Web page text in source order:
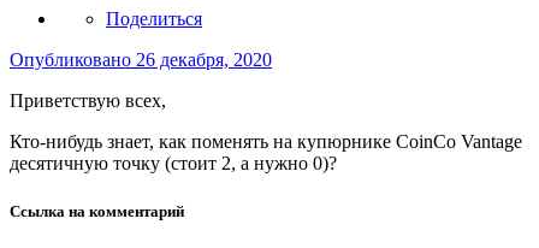
Поделиться
Опубликовано 26 декабря, 2020
Приветствую всех,
Кто-нибудь знает, как поменять на купюрнике CoinCo Vantage
десятичную точку (стоит 2, а нужно 0)?
Ссылка на комментарий